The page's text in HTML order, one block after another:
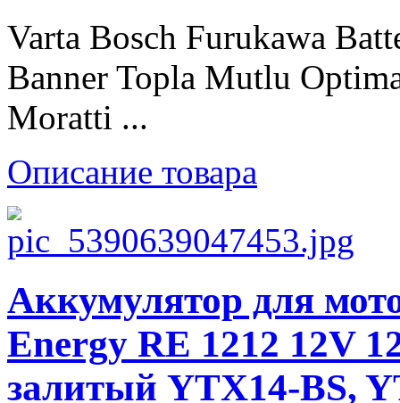
Varta Bosch Furukawa
Banner Topla Mutlu
Moratti ...
Описание товара
Аккумулятор для
Energy RE 1212 12V
залитый YTX14-BS,